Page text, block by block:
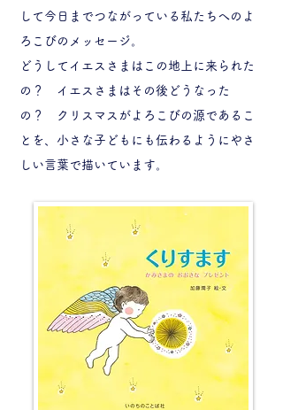
して今日までつながっている私たちへのよ
ろこびのメッセージ。
どうしてイエスさまはこの地上に来られた
の？ イエスさまはその後どうなった
の？ クリスマスがよろこびの源であるこ
とを、小さな子どもにも伝わるようにやさ
しい言葉で描いています。